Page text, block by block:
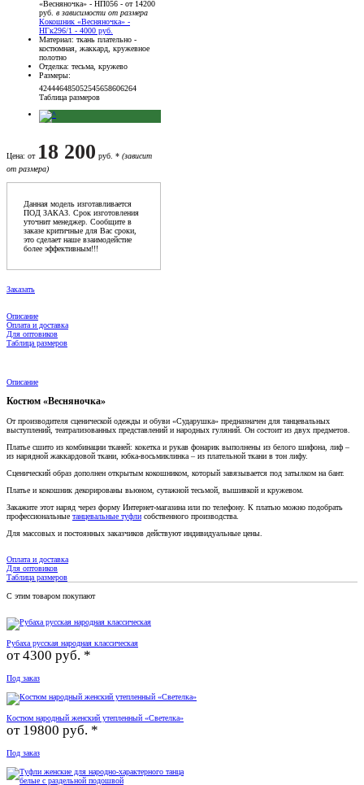
«Весняночка» - НП056 - от 14200
руб. в зависимости от размера
Кокошник «Весняночка» -
НГк296/1 - 4000 руб.
Материал: ткань плательно -
костюмная, жаккард, кружевное
полотно
Отделка: тесьма, кружево
Размеры:
424446485052545658606264
Таблица размеров
Цена: от 18 200 руб. * (зависит
от размера)
Данная модель изготавливается
ПОД ЗАКАЗ. Срок изготовления
уточнит менеджер. Сообщите в
заказе критичные для Вас сроки,
это сделает наше взаимодейстие
более эффективным!!!
Заказать
Описание
Оплата и доставка
Для оптовиков
Таблица размеров
Описание
Костюм «Весняночка»
От производителя сценической одежды и обуви «Сударушка» предназначен для танцевальных
выступлений, театрализованных представлений и народных гуляний. Он состоит из двух предметов.
Платье сшито из комбинации тканей: кокетка и рукав фонарик выполнены из белого шифона, лиф –
из нарядной жаккардовой ткани, юбка-восьмиклинка – из плательной ткани в тон лифу.
Сценический образ дополнен открытым кокошником, который завязывается под затылком на бант.
Платье и кокошник декорированы вьюном, сутажной тесьмой, вышивкой и кружевом.
Закажите этот наряд через форму Интернет-магазина или по телефону. К платью можно подобрать
профессиональные танцевальные туфли собственного производства.
Для массовых и постоянных заказчиков действуют индивидуальные цены.
Оплата и доставка
Для оптовиков
Таблица размеров
С этим товаром покупают
Рубаха русская народная классическая
от4300 руб. *
Под заказ
Костюм народный женский утепленный «Светелка»
от 19800 руб. *
Под заказ